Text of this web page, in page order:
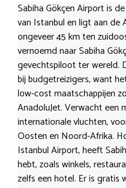
Sabiha Gökçen Airport is
van Istanbul en ligt aan de
ongeveer 45 km ten
vernoemd naar Sabiha
gevechtspiloot ter wereld.
bij budgetreizigers, want
low-cost maatschappijen
AnadoluJet. Verwacht een
internationale vluchten,
Oosten en Noord-Afrika.
Istanbul Airport, heeft
hebt, zoals winkels,
zelfs een hotel. Er is gratis